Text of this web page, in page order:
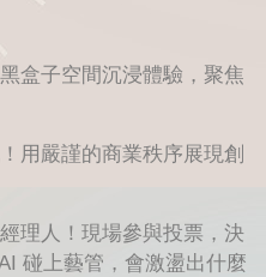
盒子空間沉浸體驗，聚焦
用嚴謹的商業秩序展現創
理人！現場參與投票，決
碰上藝管，會激盪出什麼